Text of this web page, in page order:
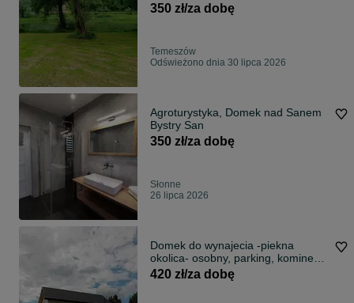
350 zł/za dobę
Temeszów
Odświeżono dnia 30 lipca 2026
Agroturystyka, Domek nad Sanem
Bystry San
350 zł/za dobę
Słonne
26 lipca 2026
Domek do wynajecia -piekna
okolica- osobny, parking, kominek,
wygoda
420 zł/za dobę